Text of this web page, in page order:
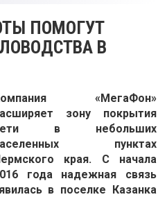
ПОМОГУТ
В
«МегаФон»
зону покрытия
в небольших
пунктах
края. С начала
года надежная связь
в поселке Казанка